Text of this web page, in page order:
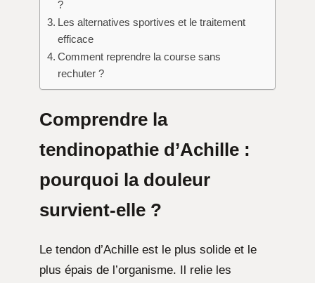
?
Les alternatives sportives et le traitement
efficace
Comment reprendre la course sans
rechuter ?
Comprendre la
tendinopathie d’Achille :
pourquoi la douleur
survient-elle ?
Le tendon d’Achille est le plus solide et le
plus épais de l’organisme. Il relie les